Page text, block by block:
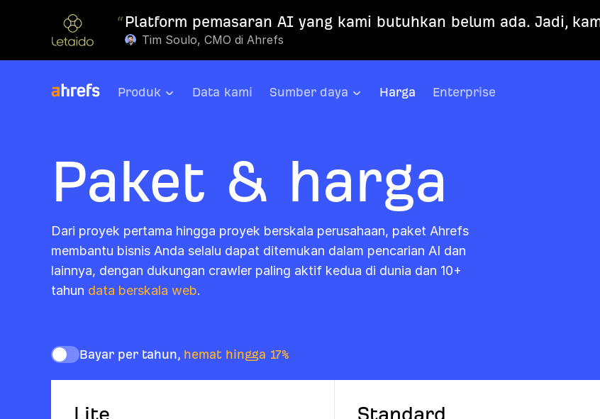
“Platform pemasaran AI yang kami butuhkan belum ada. Jadi,
Tim Soulo, CMO di Ahrefs
Produk Data kami Sumber daya Harga Enterprise
Paket & harga
Dari proyek pertama hingga proyek berskala perusahaan, paket Ahrefs
membantu bisnis Anda selalu dapat ditemukan dalam pencarian AI dan
lainnya, dengan dukungan crawler paling aktif kedua di dunia dan 10+
tahun data berskala web.
Bayar per tahun, hemat hingga 17%
Lite Standard